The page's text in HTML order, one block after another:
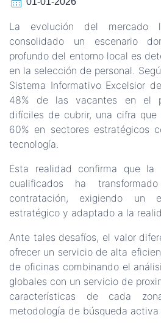
La evolución del mercado
consolidado un escenario
profundo del entorno local es
en la selección de personal.
Sistema Informativo Excelsior
48% de las vacantes en el
difíciles de cubrir, una cifra
60% en sectores estratégicos
tecnología.
Esta realidad confirma que la
cualificados ha
contratación, exigiendo un
estratégico y adaptado a la
Ante tales desafíos, el valor
ofrecer un servicio de alta
de oficinas combinando el
globales con un servicio de
características de cada
metodología de búsqueda